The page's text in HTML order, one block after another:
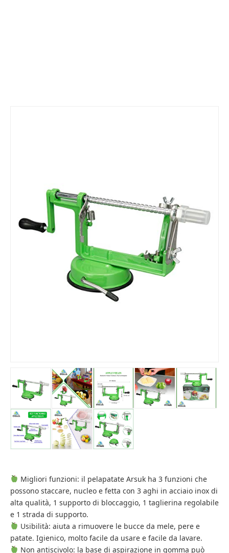
Migliori funzioni: il pelapatate Arsuk ha 3 funzioni che
possono staccare, nucleo e fetta con 3 aghi in acciaio inox di
alta qualità, 1 supporto di bloccaggio, 1 taglierina regolabile
e 1 strada di supporto.
Usibilità: aiuta a rimuovere le bucce da mele, pere e
patate. Igienico, molto facile da usare e facile da lavare.
Non antiscivolo: la base di aspirazione in gomma può